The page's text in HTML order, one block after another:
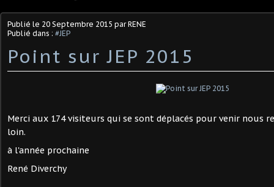
Publié le 20 Septembre 2015 par RENE
Publié dans : #JEP
Point sur JEP 2015
Merci aux 174 visiteurs qui se sont déplacés pour venir nous
loin.
à l'année prochaine
René Diverchy